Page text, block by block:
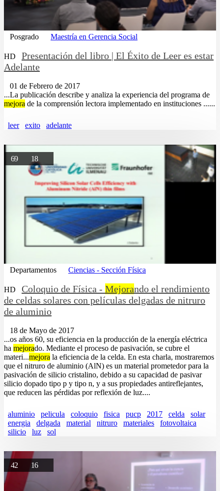
Posgrado Maestría en Gerencia Social
HD
Presentación del libro | El Éxito de Leer es estar
Adelante
01 de Febrero de 2017
...La publicación describe y analiza la experiencia del programa de
mejora de la comprensión lectora implementado en instituciones ......
leer exito adelante
69 18
Departamentos Ciencias - Sección Física
HD Coloquio de Física - Mejorando el rendimiento
de celdas solares con películas delgadas de nitruro
de aluminio
18 de Mayo de 2017
...os años 60, su eficiencia en la producción de la energía eléctrica
ha mejorado. Mediante el proceso de pasivación, se cubre el
materi...mejora la eficiencia de la celda. En esta charla, mostraremos
que el nitruro de aluminio (AlN) es un material prometedor para la
pasivación de silicio cristalino, debido a su capacidad de pasivar
silicio dopado tipo p y tipo n, y a sus propiedades antireflejantes,
que reducen las pérdidas por reflexión de luz....
aluminio pelicula coloquio fisica pucp 2017 celda
solar
energia
delgada material nitruro materiales
fotovoltaica
silicio
luz sol
42 16